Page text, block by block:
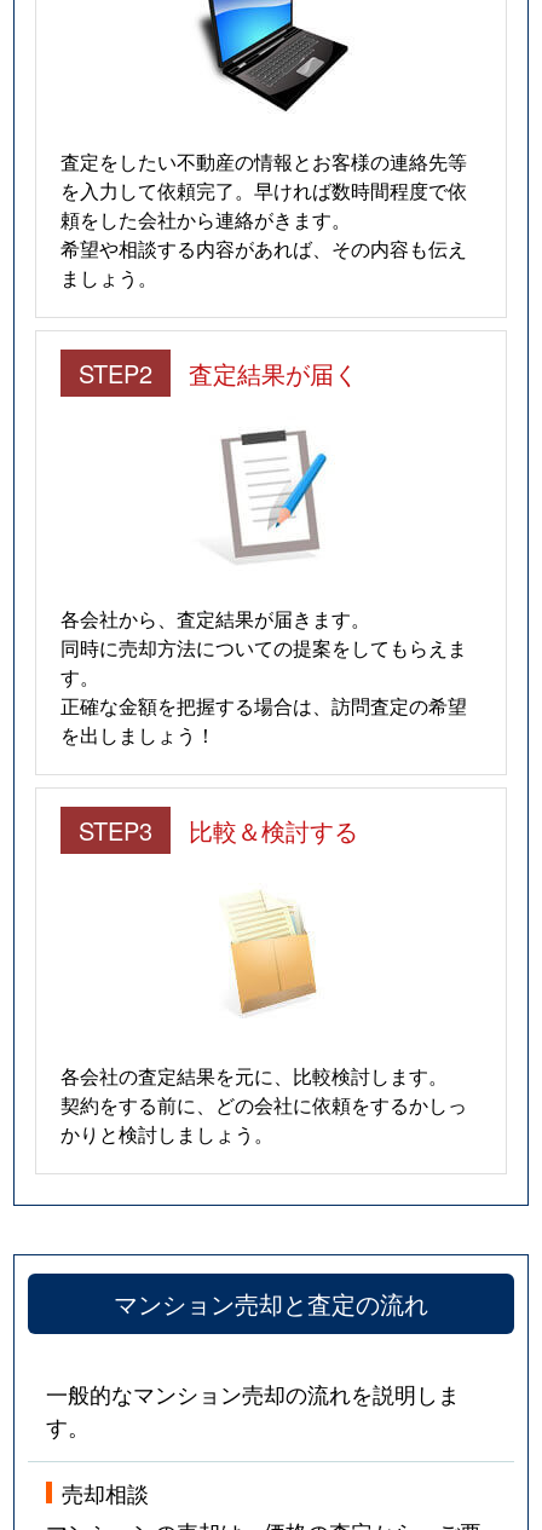
査定をしたい不動産の情報とお客様の連絡先等
を入力して依頼完了。早ければ数時間程度で依
頼をした会社から連絡がきます。
希望や相談する内容があれば、その内容も伝え
ましょう。
STEP2 査定結果が届く
各会社から、査定結果が届きます。
同時に売却方法についての提案をしてもらえま
す。
正確な金額を把握する場合は、訪問査定の希望
を出しましょう！
STEP3 比較＆検討する
各会社の査定結果を元に、比較検討します。
契約をする前に、どの会社に依頼をするかしっ
かりと検討しましょう。
マンション売却と査定の流れ
一般的なマンション売却の流れを説明しま
す。
売却相談